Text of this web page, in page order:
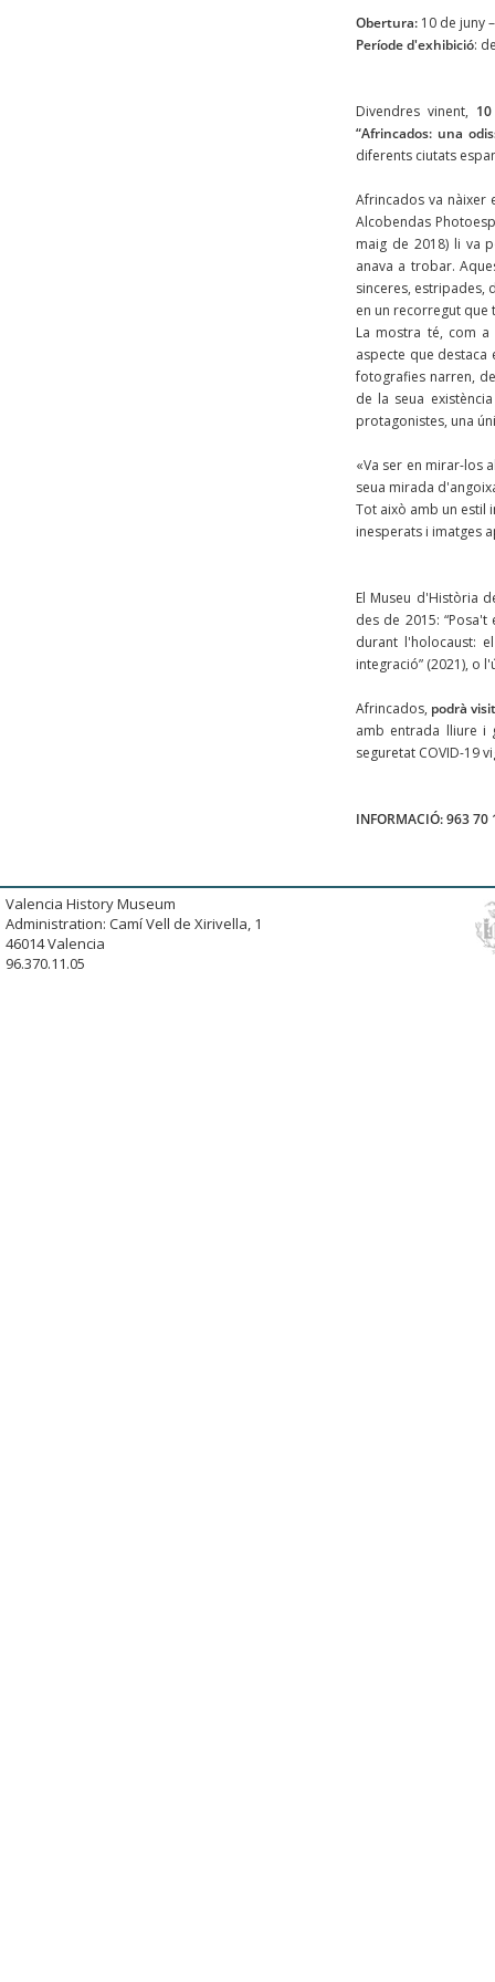
Obertura: 10 de juny
Període d'exhibició:
Divendres vinent,
“Afrincados: una
diferents ciutats
Afrincados va nàixer
Alcobendas
maig de 2018) li va
anava a trobar.
sinceres, estripades,
en un recorregut que
La mostra té, com
aspecte que destaca
fotografies narren,
de la seua
protagonistes, una
«Va ser en mirar-los
seua mirada
Tot això amb un estil
inesperats i imatges
El Museu d'Història
des de 2015: “Posa't
durant l'holocaust:
integració” (2021), o
Afrincados, podrà
amb entrada lliure i
seguretat COVID-19
INFORMACIÓ: 963 70
Valencia History Museum
Administration: Camí Vell de Xirivella, 1
46014 Valencia
96.370.11.05